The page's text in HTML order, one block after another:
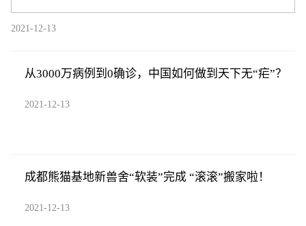
2021-12-13
从3000万病例到0确诊，中国如何做到天下无“疟”？
2021-12-13
成都熊猫基地新兽舍“软装”完成 “滚滚”搬家啦！
2021-12-13